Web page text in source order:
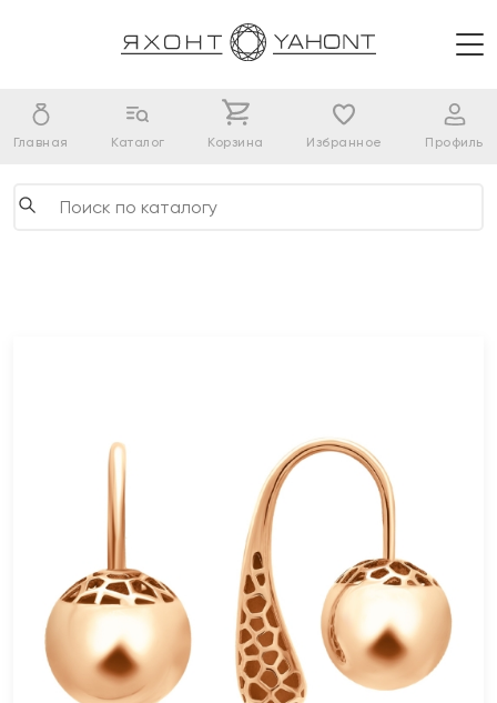
Главная Каталог Корзина Избранное Профиль